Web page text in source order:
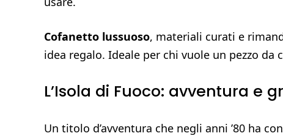
Cofanetto lussuoso, materiali curati e
idea regalo. Ideale per chi vuole un pezzo
L’Isola di Fuoco: avventura e
Un titolo d’avventura che negli anni ’80 ha